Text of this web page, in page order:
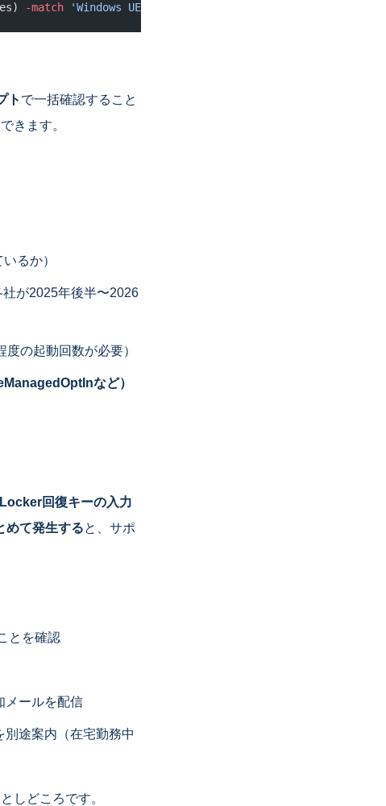
-match 'Windows UEFI CA 2023'
ト で一括確認すること
きます。
るか）
社が2025年後半〜2026
の起動回数が必要）
など）
回復キーの入力
めて発生すると、サポ
とを確認
メールを配信
別途案内（在宅勤務中
しどころです。